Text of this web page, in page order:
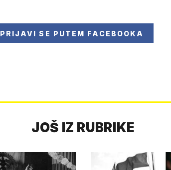
PRIJAVI SE PUTEM FACEBOOKA
JOŠ IZ RUBRIKE